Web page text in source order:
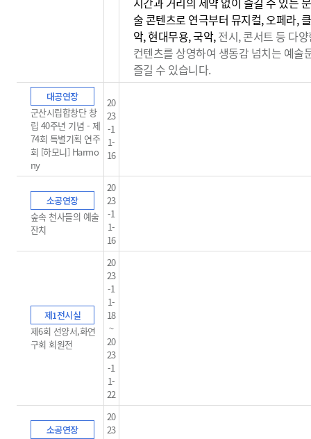
술 콘텐츠로 연극부터 뮤지컬, 오페라,
악, 현대무용, 국악,전시, 콘서트 등 다
컨텐츠를 상영하여 생동감 넘치는 예술
즐길 수 있습니다.
대공연장
군산시립합창단 창
립 40주년 기념 - 제
74회 특별기획 연주
회 [하모니] Harmo
ny
20
23
-1
1-
16
소공연장
숲속 천사들의 예술
잔치
20
23
-1
1-
16
제1전시실
제6회 선양서,화연
구회 회원전
20
23
-1
1-
18
~
20
23
-1
1-
22
소공연장
20
23